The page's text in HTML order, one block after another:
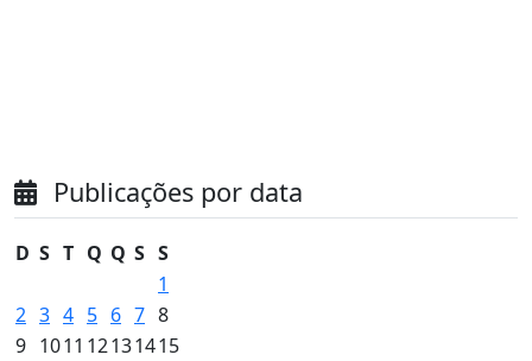
Publicações por data
D S T Q Q S S
1
2 3 4 5 6 7 8
9 1011 12131415